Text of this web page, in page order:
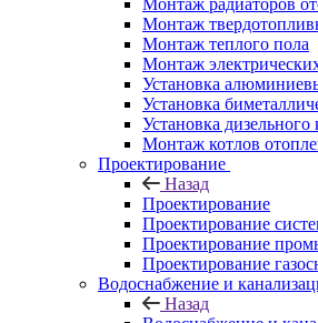
Монтаж радиаторов
Монтаж
Монтаж теплого пола
Монтаж
Установка
Установка
Установка дизельного
Монтаж котлов
Проектирование
Назад
Проектирование
Проектирование
Проектирование
Проектирование
Водоснабжение и
Назад